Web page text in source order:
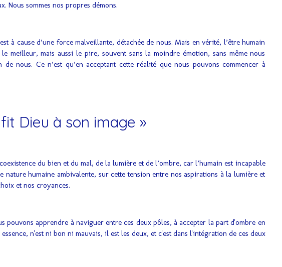
Nous sommes nos propres démons.
cause d’une force malveillante, détachée de nous. Mais en vérité, l’être humain
meilleur, mais aussi le pire, souvent sans la moindre émotion, sans même nous
nous. Ce n’est qu’en acceptant cette réalité que nous pouvons commencer à
Dieu à son image »
du bien et du mal, de la lumière et de l’ombre, car l’humain est incapable
humaine ambivalente, sur cette tension entre nos aspirations à la lumière et
et nos croyances.
apprendre à naviguer entre ces deux pôles, à accepter la part d'ombre en
n'est ni bon ni mauvais, il est les deux, et c'est dans l'intégration de ces deux